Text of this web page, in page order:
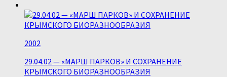
2002
29.04.02 — «МАРШ ПАРКОВ» И СОХРАНЕНИЕ
КРЫМСКОГО БИОРАЗНООБРАЗИЯ